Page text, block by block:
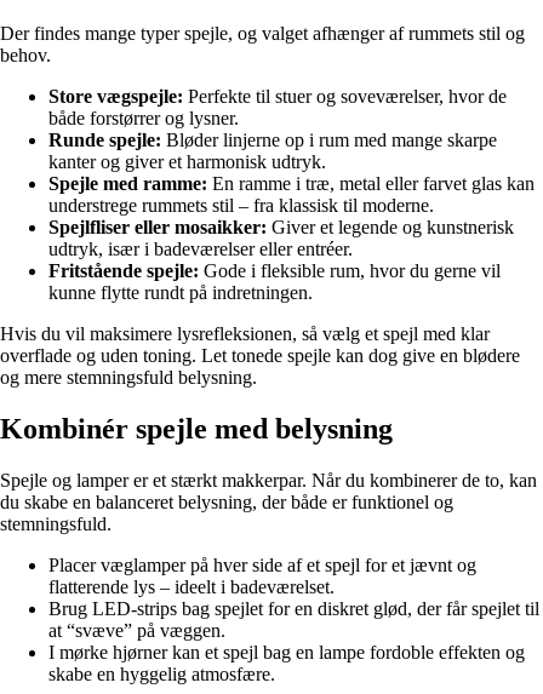
Der findes mange typer spejle, og valget afhænger af rummets stil og
behov.
Store vægspejle: Perfekte til stuer og soveværelser, hvor de
både forstørrer og lysner.
Runde spejle: Bløder linjerne op i rum med mange skarpe
kanter og giver et harmonisk udtryk.
Spejle med ramme: En ramme i træ, metal eller farvet glas kan
understrege rummets stil – fra klassisk til moderne.
Spejlfliser eller mosaikker: Giver et legende og kunstnerisk
udtryk, især i badeværelser eller entréer.
Fritstående spejle: Gode i fleksible rum, hvor du gerne vil
kunne flytte rundt på indretningen.
Hvis du vil maksimere lysrefleksionen, så vælg et spejl med klar
overflade og uden toning. Let tonede spejle kan dog give en blødere
og mere stemningsfuld belysning.
Kombinér spejle med belysning
Spejle og lamper er et stærkt makkerpar. Når du kombinerer de to, kan
du skabe en balanceret belysning, der både er funktionel og
stemningsfuld.
Placer væglamper på hver side af et spejl for et jævnt og
flatterende lys – ideelt i badeværelset.
Brug LED-strips bag spejlet for en diskret glød, der får spejlet til
at “svæve” på væggen.
I mørke hjørner kan et spejl bag en lampe fordoble effekten og
skabe en hyggelig atmosfære.